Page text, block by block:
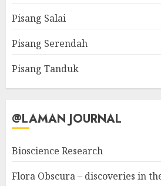
Pisang Salai
Pisang Serendah
Pisang Tanduk
@LAMAN JOURNAL
Bioscience Research
Flora Obscura – discoveries in